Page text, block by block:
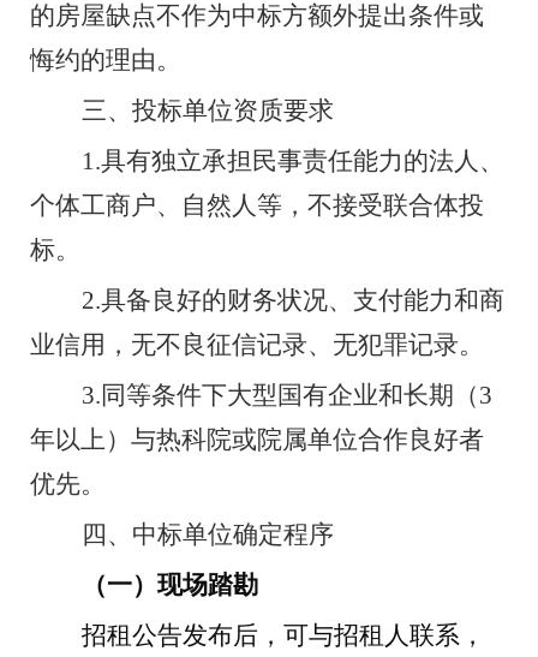
的房屋缺点不作为中标方额外提出条件或
悔约的理由。
三、投标单位资质要求
1.具有独立承担民事责任能力的法人、
个体工商户、自然人等，不接受联合体投
标。
2.具备良好的财务状况、支付能力和商
业信用，无不良征信记录、无犯罪记录。
3.同等条件下大型国有企业和长期 （3
年以上） 与热科院或院属单位合作良好者
优先。
四、中标单位确定程序
（一）现场踏勘
招租公告发布后，可与招租人联系，